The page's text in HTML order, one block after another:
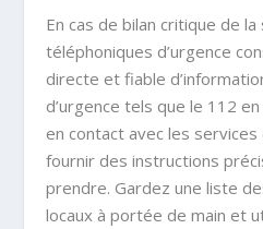
En cas de bilan critique de
téléphoniques d’urgence
directe et fiable
d’urgence tels que le 112
en contact avec les
fournir des instructions
prendre. Gardez une liste
locaux à portée de main et